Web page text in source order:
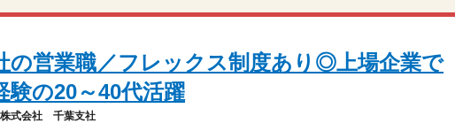
の営業職／フレックス制度あり◎上場企業で
験の20～40代活躍
株式会社 千葉支社